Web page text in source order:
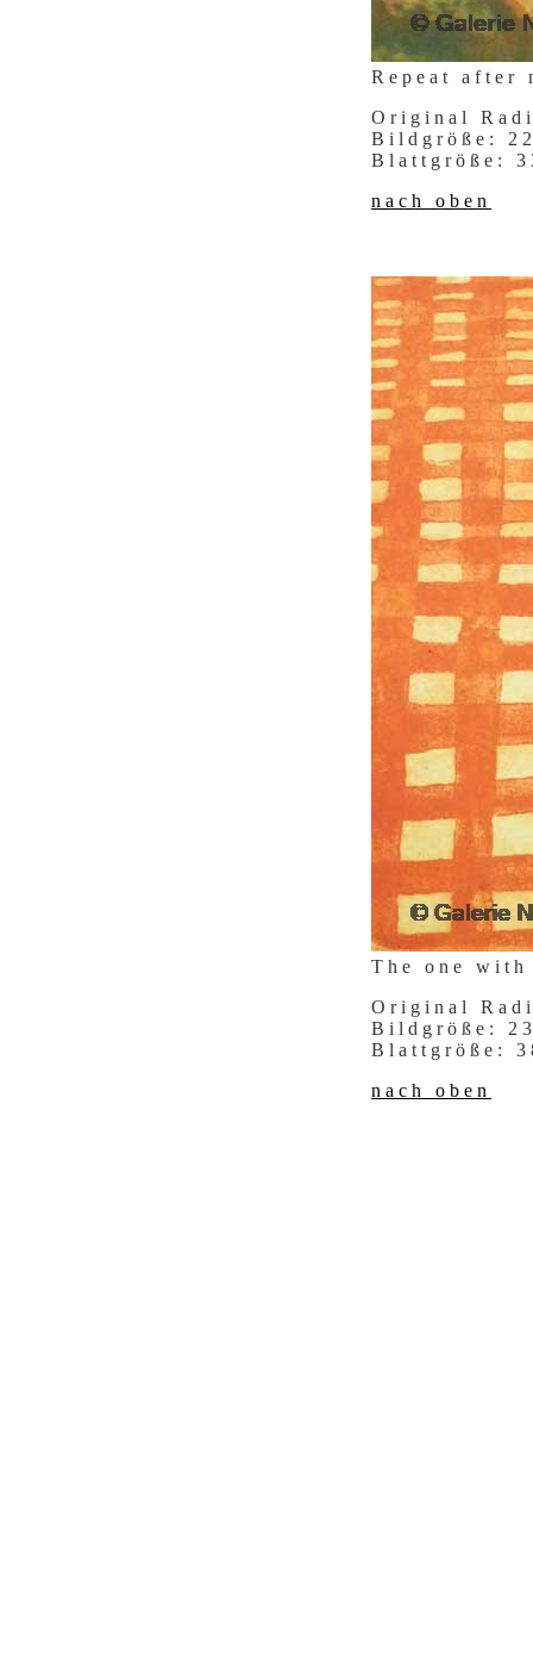
Repeat after
Original
Bildgröße:
Blattgröße:
nach oben
The one
Original
Bildgröße:
Blattgröße:
nach oben